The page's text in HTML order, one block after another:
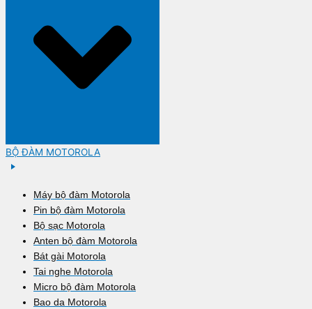
BỘ ĐÀM MOTOROLA
Máy bộ đàm Motorola
Pin bộ đàm Motorola
Bộ sạc Motorola
Anten bộ đàm Motorola
Bát gài Motorola
Tai nghe Motorola
Micro bộ đàm Motorola
Bao da Motorola